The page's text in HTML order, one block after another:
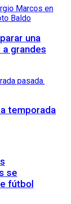
una
grandes
temporada
se
fútbol